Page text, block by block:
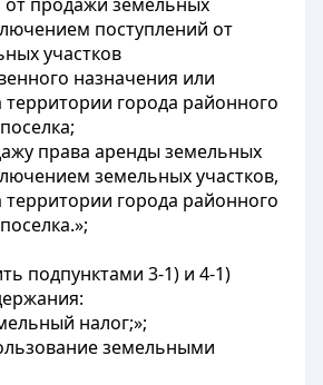
поступлений от
участков
назначения или
города районного
права аренды земельных
земельных участков,
города районного
подпунктами 3-1) и 4-1)
налог;»;
земельными